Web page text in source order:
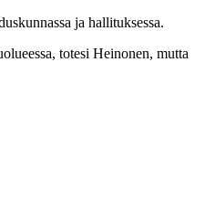
ja hallituksessa.
totesi Heinonen, mutta